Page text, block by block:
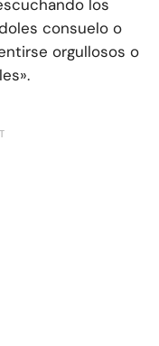
los
consuelo o
orgullosos o